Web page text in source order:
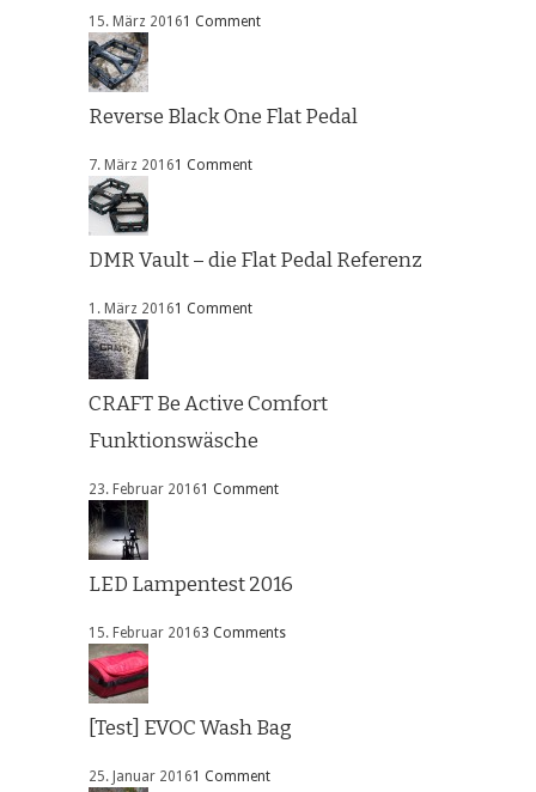
15. März 20161 Comment
Reverse Black One Flat Pedal
7. März 20161 Comment
DMR Vault – die Flat Pedal Referenz
1. März 20161 Comment
CRAFT Be Active Comfort
Funktionswäsche
23. Februar 20161 Comment
LED Lampentest 2016
15. Februar 20163 Comments
[Test] EVOC Wash Bag
25. Januar 20161 Comment